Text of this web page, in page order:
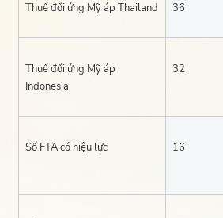
Thuế đối ứng Mỹ áp Thailand 36
Thuế đối ứng Mỹ áp
Indonesia
32
Số FTA có hiệu lực 16